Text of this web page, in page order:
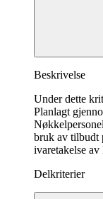
Beskrivelse
Under dette
Planlagt
bruk av tilbudt
ivaretakelse
Delkriterier